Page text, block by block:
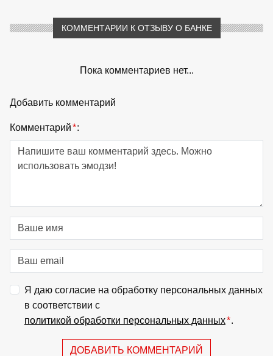
КОММЕНТАРИИ К ОТЗЫВУ О БАНКЕ
Пока комментариев нет...
Добавить комментарий
Комментарий*:
Я даю согласие на обработку персональных данных
в соответствии с
политикой обработки персональных данных*.
ДОБАВИТЬ КОММЕНТАРИЙ